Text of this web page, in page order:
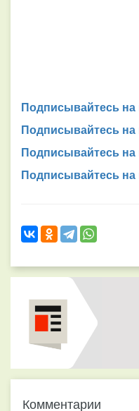
Подписывайтесь на
Подписывайтесь на
Подписывайтесь на
Подписывайтесь
Комментарии